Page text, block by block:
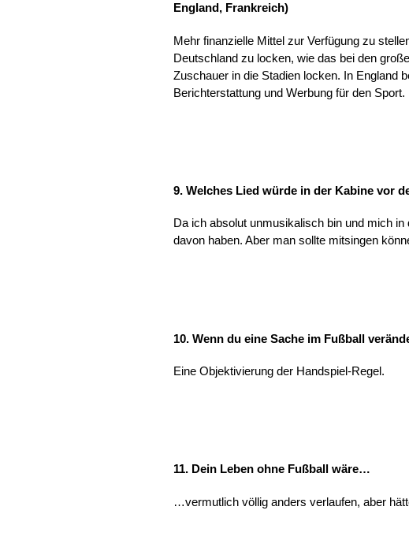
England, Frankreich)
Mehr finanzielle Mittel zur Verfügung zu
Deutschland zu locken, wie das bei den
Zuschauer in die Stadien locken. In England
Berichterstattung und Werbung für den Sport.
9. Welches Lied würde in der Kabine vor
Da ich absolut unmusikalisch bin und mich
davon haben. Aber man sollte mitsingen
10. Wenn du eine Sache im Fußball
Eine Objektivierung der Handspiel-Regel.
11. Dein Leben ohne Fußball wäre…
…vermutlich völlig anders verlaufen, aber